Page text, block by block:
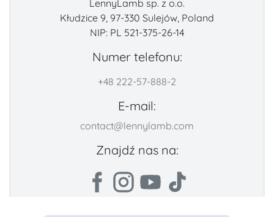
LennyLamb sp. z o.o.
Kłudzice 9, 97-330 Sulejów, Poland
NIP: PL 521-375-26-14
Numer telefonu:
+48 222-57-888-2
E-mail:
contact@lennylamb.com
Znajdź nas na: